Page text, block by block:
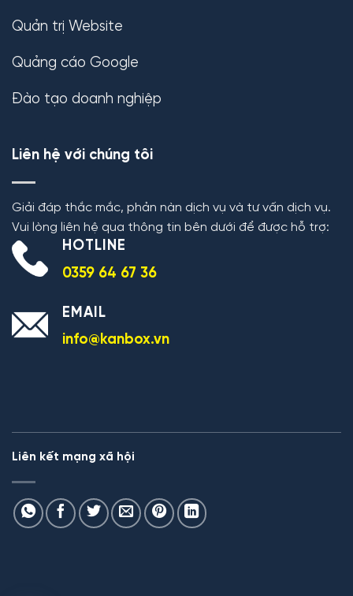
Quản trị Website
Quảng cáo Google
Đào tạo doanh nghiệp
Liên hệ với chúng tôi
Giải đáp thắc mắc, phản nàn dịch vụ và tư vấn dịch vụ.
Vui lòng liên hệ qua thông tin bên dưới để được hỗ trợ:
HOTLINE
0359 64 67 36
EMAIL
info@kanbox.vn
Liên kết mạng xã hội